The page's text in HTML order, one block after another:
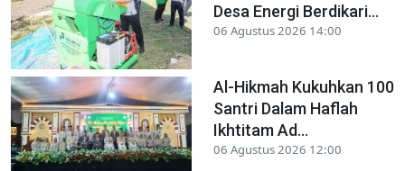
Desa Energi Berdikari...
06 Agustus 2026 14:00
Al-Hikmah Kukuhkan 100
Santri Dalam Haflah
Ikhtitam Ad...
06 Agustus 2026 12:00